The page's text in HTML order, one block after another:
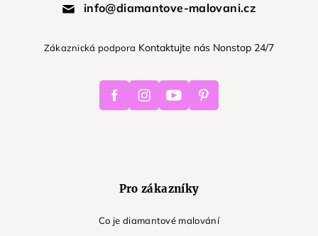
info@diamantove-malovani.cz
Zákaznická podpora Kontaktujte nás Nonstop 24/7
FacebookInstagramYoutube Pinterest
Pro zákazníky
Co je diamantové malování